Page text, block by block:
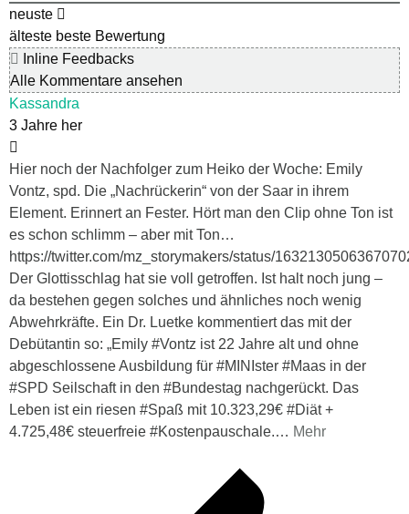
neuste
älteste beste Bewertung
Inline Feedbacks
Alle Kommentare ansehen
Kassandra
3 Jahre her
Hier noch der Nachfolger zum Heiko der Woche: Emily
Vontz, spd. Die „Nachrückerin“ von der Saar in ihrem
Element. Erinnert an Fester. Hört man den Clip ohne Ton ist
es schon schlimm – aber mit Ton…
https://twitter.com/mz_storymakers/status/
Der Glottisschlag hat sie voll getroffen. Ist halt noch jung –
da bestehen gegen solches und ähnliches noch wenig
Abwehrkräfte. Ein Dr. Luetke kommentiert das mit der
Debütantin so: „Emily #Vontz ist 22 Jahre alt und ohne
abgeschlossene Ausbildung für #MINIster #Maas in der
#SPD Seilschaft in den #Bundestag nachgerückt. Das
Leben ist ein riesen #Spaß mit 10.323,29€ #Diät +
4.725,48€ steuerfreie #Kostenpauschale.… Mehr